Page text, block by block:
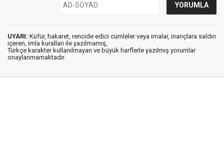
UYARI: Küfür, hakaret, rencide edici cümleler veya imalar, inançlara saldırı
içeren, imla kuralları ile yazılmamış,
Türkçe karakter kullanılmayan ve büyük harflerle yazılmış yorumlar
onaylanmamaktadır.